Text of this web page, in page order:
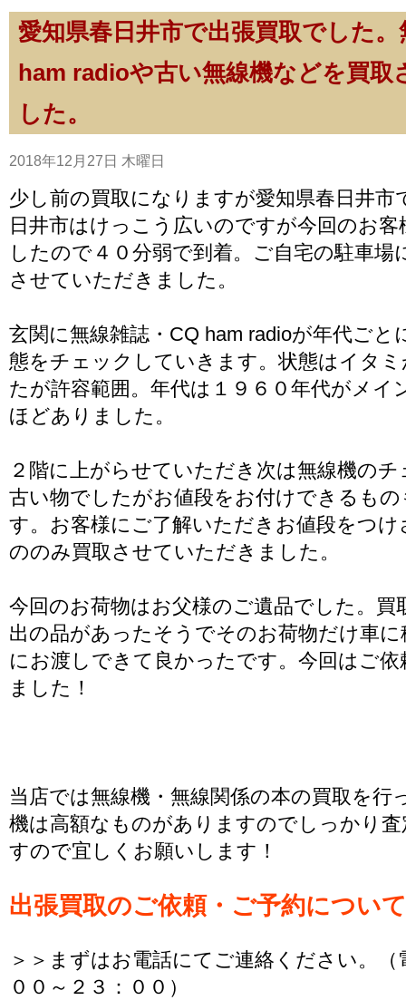
愛知県春日井市で出張買取でした。
ham radioや古い無線機などを買取
した。
2018年12月27日 木曜日
少し前の買取になりますが愛知県春日井市
日井市はけっこう広いのですが今回のお
したので４０分弱で到着。ご自宅の駐車場
させていただきました。
玄関に無線雑誌・CQ ham radioが年代ご
態をチェックしていきます。状態はイタ
たが許容範囲。年代は１９６０年代がメイ
ほどありました。
２階に上がらせていただき次は無線機の
古い物でしたがお値段をお付けできるも
す。お客様にご了解いただきお値段をつ
ののみ買取させていただきました。
今回のお荷物はお父様のご遺品でした。買
出の品があったそうでそのお荷物だけ車
にお渡しできて良かったです。今回はご
ました！
当店では無線機・無線関係の本の買取を行
機は高額なものがありますのでしっかり
すので宜しくお願いします！
出張買取のご依頼・ご予約について
＞＞まずはお電話にてご連絡ください。
００～２３：００）